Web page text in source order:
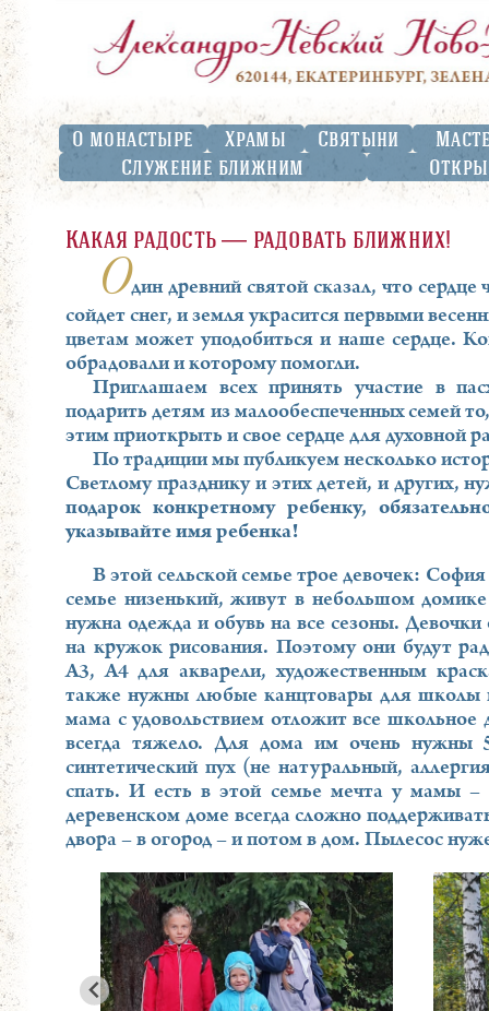
О монастыре Храмы Святыни
Служение ближним
Какая радость ― радовать ближних!
Один древний святой сказал, что
сойдет снег, и земля украсится первыми
цветам может уподобиться и наше сердце.
обрадовали и которому помогли.
Приглашаем всех принять участие в
подарить детям из малообеспеченных семей
этим приоткрыть и свое сердце для духовной
По традиции мы публикуем несколько
Светлому празднику и этих детей, и других,
подарок конкретному ребенку,
указывайте имя ребенка!
В этой сельской семье трое девочек:
семье низенький, живут в небольшом
нужна одежда и обувь на все сезоны.
на кружок рисования. Поэтому они будут
А3, А4 для акварели, художественным
также нужны любые канцтовары для школы
мама с удовольствием отложит все школьное
всегда тяжело. Для дома им очень нужны
синтетический пух (не натуральный,
спать. И есть в этой семье мечта у мамы
деревенском доме всегда сложно
двора – в огород – и потом в дом. Пылесос